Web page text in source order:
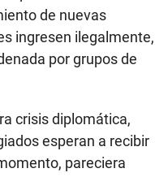
de nuevas
ingresen ilegalmente,
por grupos de
crisis diplomática,
esperan a recibir
pareciera